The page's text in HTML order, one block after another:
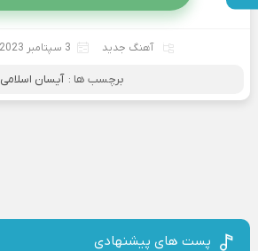
آهنگ جدید 3 سپتامبر 2023
برچسب ها : آیسان اسلامی
پست های پیشنهادی